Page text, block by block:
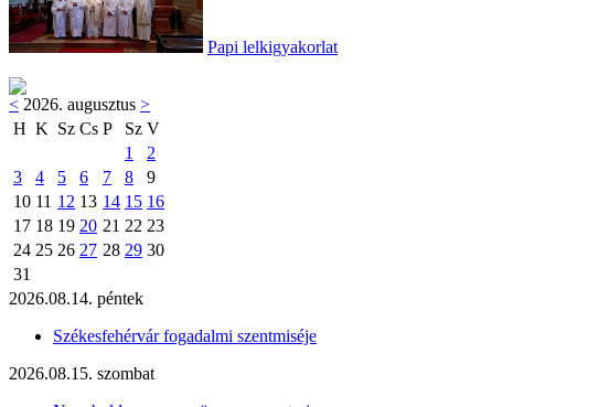
Papi lelkigyakorlat
< 2026. augusztus >
H K Sz Cs P Sz V
1
2
3
4 5 6 7 8
9
10 11 12 13 14 15 16
17 18 19 20 21 22 23
24 25 26 27 28 29 30
31
2026.08.14. péntek
Székesfehérvár fogadalmi szentmiséje
2026.08.15. szombat